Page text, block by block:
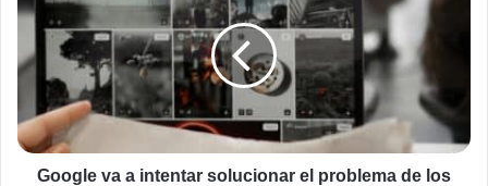
a
intentar
solucionar
el
problema
de
los
medios
Google va a intentar solucionar el problema de los